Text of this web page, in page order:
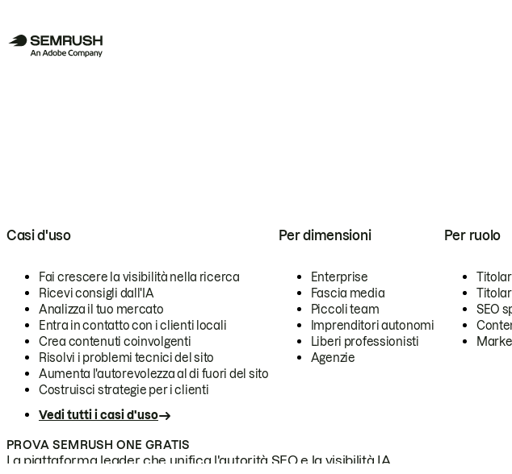
Casi d'uso
Fai crescere la visibilità nella ricerca
Ricevi consigli dall'IA
Analizza il tuo mercato
Entra in contatto con i clienti locali
Crea contenuti coinvolgenti
Risolvi i problemi tecnici del sito
Aumenta l'autorevolezza al di fuori del sito
Costruisci strategie per i clienti
Vedi tutti i casi d'uso
Per dimensioni
Enterprise
Fascia media
Piccoli team
Imprenditori autonomi
Liberi professionisti
Agenzie
Per ruolo
SEO
PROVA SEMRUSH ONE GRATIS
La piattaforma leader che unifica l'autorità SEO e la visibilità IA.